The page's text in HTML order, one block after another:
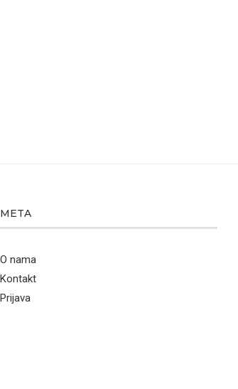
META
O nama
Kontakt
Prijava